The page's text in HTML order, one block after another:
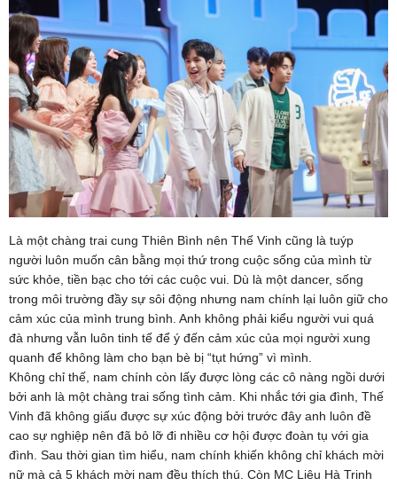
Là một chàng trai cung Thiên Bình nên Thế Vinh cũng là tuýp
người luôn muốn cân bằng mọi thứ trong cuộc sống của mình từ
sức khỏe, tiền bạc cho tới các cuộc vui. Dù là một dancer, sống
trong môi trường đầy sự sôi động nhưng nam chính lại luôn giữ cho
cảm xúc của mình trung bình. Anh không phải kiểu người vui quá
đà nhưng vẫn luôn tinh tế để ý đến cảm xúc của mọi người xung
quanh để không làm cho bạn bè bị “tụt hứng” vì mình.
Không chỉ thế, nam chính còn lấy được lòng các cô nàng ngồi dưới
bởi anh là một chàng trai sống tình cảm. Khi nhắc tới gia đình, Thế
Vinh đã không giấu được sự xúc động bởi trước đây anh luôn đề
cao sự nghiệp nên đã bỏ lỡ đi nhiều cơ hội được đoàn tụ với gia
đình. Sau thời gian tìm hiểu, nam chính khiến không chỉ khách mời
nữ mà cả 5 khách mời nam đều thích thú. Còn MC Liêu Hà Trinh